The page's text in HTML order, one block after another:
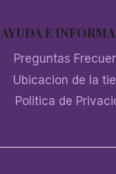
AYUDA E
Preguntas
Ubicacion de la
Politica de